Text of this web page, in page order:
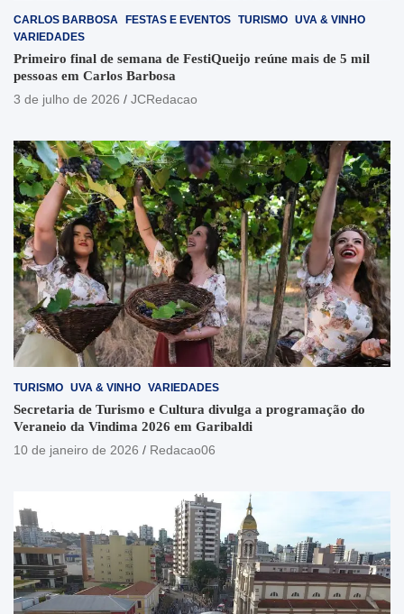
CARLOS BARBOSA FESTAS E EVENTOS TURISMO UVA & VINHO
VARIEDADES
Primeiro final de semana de FestiQueijo reúne mais de 5 mil
pessoas em Carlos Barbosa
3 de julho de 2026
JCRedacao
TURISMO UVA & VINHO VARIEDADES
Secretaria de Turismo e Cultura divulga a programação do
Veraneio da Vindima 2026 em Garibaldi
10 de janeiro de 2026
Redacao06